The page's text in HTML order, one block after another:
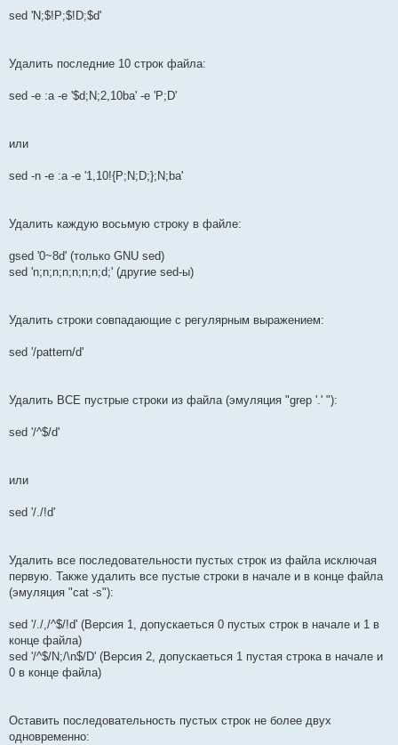
sed 'N;$!P;$!D;$d'
Удалить последние 10 строк файла:
sed -e :a -e '$d;N;2,10ba' -e 'P;D'
или
sed -n -e :a -e '1,10!{P;N;D;};N;ba'
Удалить каждую восьмую строку в файле:
gsed '0~8d' (только GNU sed)
sed 'n;n;n;n;n;n;n;d;' (другие sed-ы)
Удалить строки совпадающие с регулярным выражением:
sed '/pattern/d'
Удалить ВСЕ пустрые строки из файла (эмуляция "grep '.' "):
sed '/^$/d'
или
sed '/./!d'
Удалить все последовательности пустых строк из файла исключая
первую. Также удалить все пустые строки в начале и в конце файла
(эмуляция "cat -s"):
sed '/./,/^$/!d' (Версия 1, допускаеться 0 пустых строк в начале и 1 в
конце файла)
sed '/^$/N;/\n$/D' (Версия 2, допускаеться 1 пустая строка в начале и
0 в конце файла)
Оставить последовательность пустых строк не более двух
одновременно: